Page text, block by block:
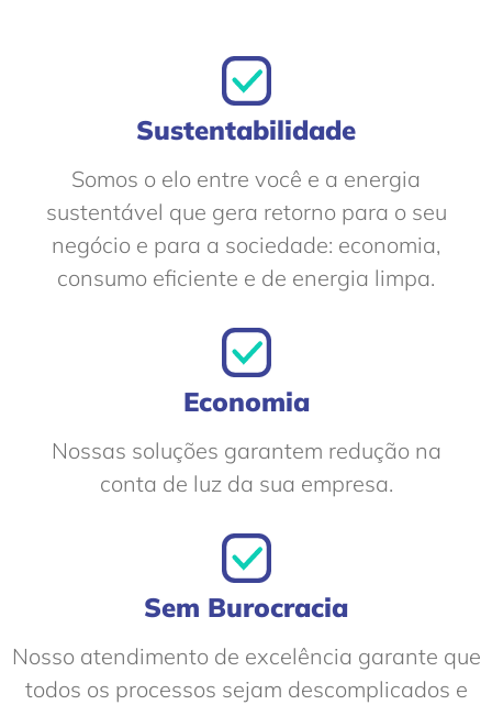
Sustentabilidade
Somos o elo entre você e a energia
sustentável que gera retorno para o seu
negócio e para a sociedade: economia,
consumo eficiente e de energia limpa.
Economia
Nossas soluções garantem redução na
conta de luz da sua empresa.
Sem Burocracia
Nosso atendimento de excelência garante que
todos os processos sejam descomplicados e